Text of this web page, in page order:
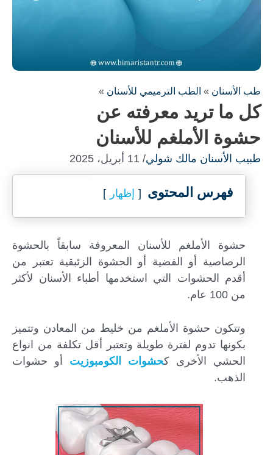
طب الأسنان » الطب الترميمي للأسنان »
كل ما تريد معرفته عن
حشوة الأملغم للأسنان
طبيب الأسنان مالك شولي/ 11 أبريل، 2025
فهرس المحتوى إظهار
حشوة الأملغم للأسنان المعروفة سابقاً بالحشوة
الرصاصية أو الفضية أو الحشوة الزئبقية تعتبر من
أقدم الحشوات التي استخدمها أطباء الأسنان لأكثر
من 100 عام.
وتتكون حشوة الأملغم من خليط من المعادن وتتميز
بكونها تدوم لفترة طويلة وتعتبر أقل تكلفة من انواع
الحشي الأخرى كحشوات الكومبوزيت أو حشوات
الذهب.